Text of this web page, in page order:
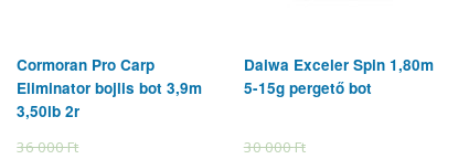
Cormoran Pro Carp
Eliminator bojlis bot 3,9m
3,50lb 2r
36 000Ft
Daiwa Exceler Spin 1,80m
5-15g pergető bot
30 000Ft